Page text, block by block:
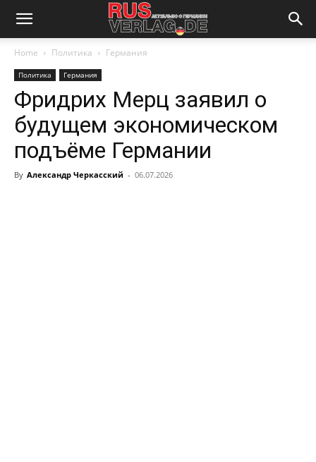
Home Политика Германия
Политика Германия
Фридрих Мерц заявил о
будущем экономическом
подъёме Германии
By Александр Черкасский - 06.07.2026